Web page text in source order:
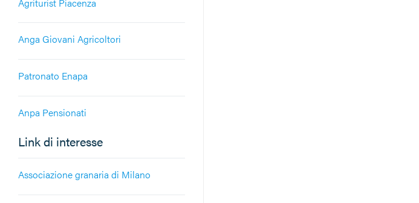
Anga Giovani Agricoltori
Patronato Enapa
Anpa Pensionati
Link di interesse
Associazione granaria di Milano